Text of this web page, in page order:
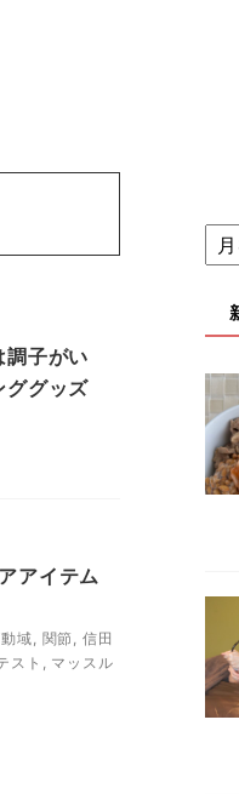
調子がい
ググッズ
アイテム
域, 関節 , 信田
スト , マッスル